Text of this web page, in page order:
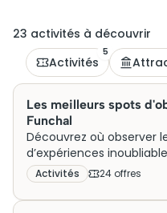
23 activités à découvrir
Activités
5
Les meilleurs spots
Funchal
Découvrez où observer
d’expériences
pour admirer ces
naturel et vivez des
de la nature.
Activités 24 offres